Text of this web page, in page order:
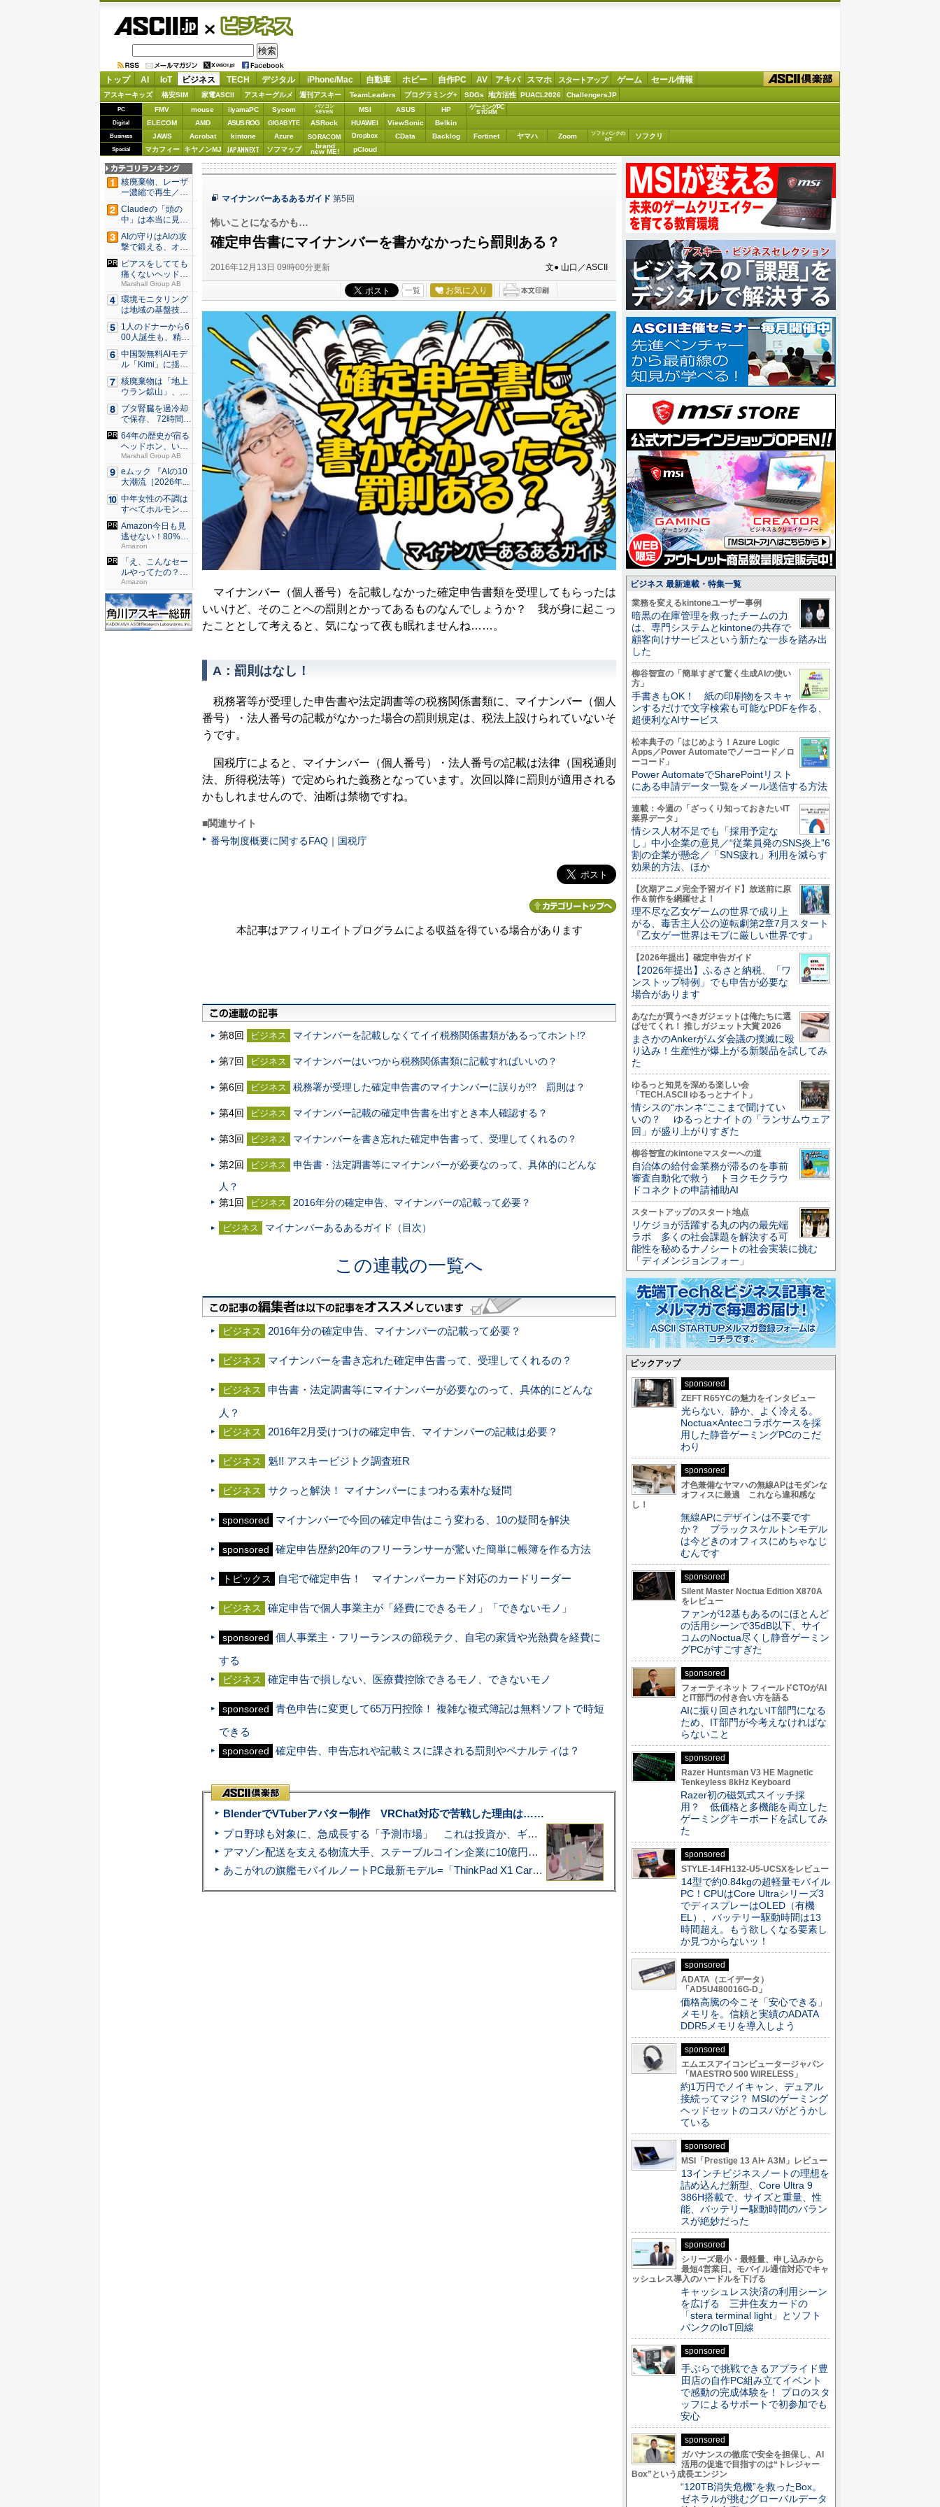
ビジネス
トップ AI IoT ビジネス TECH デジタル iPhone/Mac 自動車 ホビー 自作PC AV アキバ スマホ スタートアップ ゲーム セール情報
アスキーキッズ 格安SIM 家電ASCII アスキーグルメ 週刊アスキー TeamLeaders プログラミング+ SDGs 地方活性 PUACL2026 ChallengersJP
PC FMV mouse iiyamaPC Sycom
パソコン
SEVEN
MSI ASUS HP ゲーミングPC
STORM
Digital ELECOM AMD ASUS ROG GIGABYTE ASRock HUAWEI ViewSonic Belkin
Business JAWS Acrobat kintone Azure SORACOM Dropbox CData Backlog Fortinet ヤマハ Zoom
ソフトバンクの
IoT
ソフクリ
Special マカフィー キヤノンMJ JAPANNEXT ソフマップ brand
new ME! pCloud
マイナンバーあるあるガイド 第5回
怖いことになるかも…
確定申告書にマイナンバーを書かなかったら罰則ある？
2016年12月13日 09時00分更新 文● 山口／ASCII
一覧 お気に入り
マイナンバー（個人番号）を記載しなかった確定申告書類を受理してもらったは
いいけど、そのことへの罰則とかってあるものなんでしょうか？ 我が身に起こっ
たこととして考えると、気になって夜も眠れませんね……。
A：罰則はなし！
税務署等が受理した申告書や法定調書等の税務関係書類に、マイナンバー（個人
番号）・法人番号の記載がなかった場合の罰則規定は、税法上設けられていないそ
うです。
国税庁によると、マイナンバー（個人番号）・法人番号の記載は法律（国税通則
法、所得税法等）で定められた義務となっています。次回以降に罰則が適用される
かもしれませんので、油断は禁物ですね。
■関連サイト
番号制度概要に関するFAQ｜国税庁
本記事はアフィリエイトプログラムによる収益を得ている場合があります
第8回 ビジネス マイナンバーを記載しなくてイイ税務関係書類があるってホント!?
第7回 ビジネス マイナンバーはいつから税務関係書類に記載すればいいの？
第6回 ビジネス 税務署が受理した確定申告書のマイナンバーに誤りが!? 罰則は？
第4回 ビジネス マイナンバー記載の確定申告書を出すとき本人確認する？
第3回 ビジネス マイナンバーを書き忘れた確定申告書って、受理してくれるの？
第2回 ビジネス
申告書・法定調書等にマイナンバーが必要なのって、具体的にどんな
人？
第1回
ビジネス 2016年分の確定申告、マイナンバーの記載って必要？
ビジネス マイナンバーあるあるガイド（目次）
この連載の一覧へ
ビジネス 2016年分の確定申告、マイナンバーの記載って必要？
ビジネス マイナンバーを書き忘れた確定申告書って、受理してくれるの？
ビジネス
申告書・法定調書等にマイナンバーが必要なのって、具体的にどんな
人？
ビジネス 2016年2月受けつけの確定申告、マイナンバーの記載は必要？
ビジネス 魁!! アスキービジトク調査班R
ビジネス サクっと解決！ マイナンバーにまつわる素朴な疑問
sponsored マイナンバーで今回の確定申告はこう変わる、10の疑問を解決
sponsored 確定申告歴約20年のフリーランサーが驚いた簡単に帳簿を作る方法
トピックス 自宅で確定申告！ マイナンバーカード対応のカードリーダー
ビジネス 確定申告で個人事業主が「経費にできるモノ」「できないモノ」
sponsored
個人事業主・フリーランスの節税テク、自宅の家賃や光熱費を経費に
する
ビジネス 確定申告で損しない、医療費控除できるモノ、できないモノ
sponsored
青色申告に変更して65万円控除！ 複雑な複式簿記は無料ソフトで時短
できる
sponsored 確定申告、申告忘れや記載ミスに課される罰則やペナルティは？
BlenderでVTuberアバター制作 VRChat対応で苦戦した理由は……
プロ野球も対象に、急成長する「予測市場」 これは投資か、ギャンブルか
アマゾン配送を支える物流大手、ステーブルコイン企業に10億円投資のワケ
あこがれの旗艦モバイルノートPC最新モデル=「ThinkPad X1 Carbon Gen 14 Aura Edition」実機レビュー
核廃棄物、レーザ
ー濃縮で再生／ブ
タ腎臓、...
Claudeの「頭の
中」は本当に見え
たの...
AIの守りはAIの攻
撃で鍛える、オー
プン...
ピアスをしてても
痛くないヘッドホ
ンがあり...
Marshall Group AB
環境モニタリング
は地域の基盤技術
へ 村上...
1人のドナーから6
00人誕生も、精子
提供...
中国製無料AIモデ
ル「Kimi」に揺れ
る...
核廃棄物は「地上
ウラン鉱山」、レ
ーザー濃...
ブタ腎臓を過冷却
で保存、 72時間後
の再...
64年の歴史が宿る
ヘッドホン、いい
意味で...
Marshall Group AB
eムック 『AIの10
大潮流［2026年...
中年女性の不調は
すべてホルモンの
せい？ ...
Amazon今日も見
逃せない！80%O
F...
Amazon
「え、こんなセー
ルやってたの？」
80％O...
Amazon
ビジネス 最新連載・特集一覧
業務を変えるkintoneユーザー事例
暗黒の在庫管理を救ったチームの力
は、専門システムとkintoneの共存で
顧客向けサービスという新たな一歩を踏み出
した
柳谷智宣の「簡単すぎて驚く生成AIの使い
方」
手書きもOK！ 紙の印刷物をスキャ
ンするだけで文字検索も可能なPDFを作る、
超便利なAIサービス
松本典子の「はじめよう！Azure Logic
Apps／Power Automateでノーコード／ロ
ーコード」
Power AutomateでSharePointリスト
にある申請データ一覧をメール送信する方法
連載：今週の「ざっくり知っておきたいIT
業界データ」
情シス人材不足でも「採用予定な
し」中小企業の意見／“従業員発のSNS炎上”6
割の企業が懸念／「SNS疲れ」利用を減らす
効果的方法、ほか
【次期アニメ完全予習ガイド】放送前に原
作＆前作を網羅せよ！
理不尽な乙女ゲームの世界で成り上
がる、毒舌主人公の逆転劇第2章7月スタート
『乙女ゲー世界はモブに厳しい世界です』
【2026年提出】確定申告ガイド
【2026年提出】ふるさと納税、「ワ
ンストップ特例」でも申告が必要な
場合があります
あなたが買うべきガジェットは俺たちに選
ばせてくれ！ 推しガジェット大賞 2026
まさかのAnkerがムダ会議の撲滅に殴
り込み！生産性が爆上がる新製品を試してみ
た
ゆるっと知見を深める楽しい会
「TECH.ASCII ゆるっとナイト」
情シスの“ホンネ”ここまで聞けてい
いの？ ゆるっとナイトの「ランサムウェア
回」が盛り上がりすぎた
柳谷智宣のkintoneマスターへの道
自治体の給付金業務が滞るのを事前
審査自動化で救う トヨクモクラウ
ドコネクトの申請補助AI
スタートアップのスタート地点
リケジョが活躍する丸の内の最先端
ラボ 多くの社会課題を解決する可
能性を秘めるナノシートの社会実装に挑む
「ディメンジョンフォー」
ピックアップ
sponsored
ZEFT R65YCの魅力をインタビュー
光らない、静か、よく冷える。
Noctua×Antecコラボケースを採
用した静音ゲーミングPCのこだ
わり
sponsored
才色兼備なヤマハの無線APはモダンな
オフィスに最適 これなら違和感な
し！
無線APにデザインは不要です
か？ ブラックスケルトンモデル
は今どきのオフィスにめちゃなじ
むんです
sponsored
Silent Master Noctua Edition X870A
をレビュー
ファンが12基もあるのにほとんど
の活用シーンで35dB以下、サイ
コムのNoctua尽くし静音ゲーミン
グPCがすごすぎた
sponsored
フォーティネット フィールドCTOがAI
とIT部門の付き合い方を語る
AIに振り回されないIT部門になる
ため、IT部門が今考えなければな
らないこと
sponsored
Razer Huntsman V3 HE Magnetic
Tenkeyless 8kHz Keyboard
Razer初の磁気式スイッチ採
用？ 低価格と多機能を両立した
ゲーミングキーボードを試してみ
た
sponsored
STYLE-14FH132-U5-UCSXをレビュー
14型で約0.84kgの超軽量モバイル
PC！CPUはCore Ultraシリーズ3
でディスプレーはOLED（有機
EL）、バッテリー駆動時間は13
時間超え。もう欲しくなる要素し
か見つからないッ！
sponsored
ADATA（エイデータ）
「AD5U480016G-D」
価格高騰の今こそ「安心できる」
メモリを。信頼と実績のADATA
DDR5メモリを導入しよう
sponsored
エムエスアイコンピュータージャパン
「MAESTRO 500 WIRELESS」
約1万円でノイキャン、デュアル
接続ってマジ？ MSIのゲーミング
ヘッドセットのコスパがどうかし
ている
sponsored
MSI「Prestige 13 AI+ A3M」レビュー
13インチビジネスノートの理想を
詰め込んだ新型、Core Ultra 9
386H搭載で、サイズと重量、性
能、バッテリー駆動時間のバラン
スが絶妙だった
sponsored
シリーズ最小・最軽量、申し込みから
最短4営業日。モバイル通信対応でキャ
ッシュレス導入のハードルを下げる
キャッシュレス決済の利用シーン
を広げる 三井住友カードの
「stera terminal light」とソフト
バンクのIoT回線
sponsored
手ぶらで挑戦できるアプライド豊
田店の自作PC組み立てイベント
で感動の完成体験を！ プロのスタ
ッフによるサポートで初参加でも
安心
sponsored
ガバナンスの徹底で安全を担保し、AI
活用の促進で目指すのは“トレジャー
Box”という成長エンジン
“120TB消失危機”を救ったBox。
ゼネラルが挑むグローバルデータ